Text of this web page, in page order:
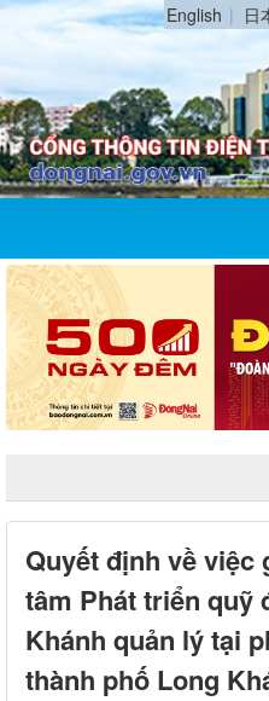
English 日
Quyết định về việc
tâm Phát triển quỹ
Khánh quản lý tại
thành phố Long